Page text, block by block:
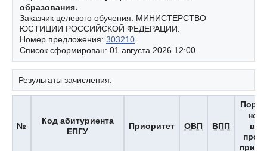
образования.
Заказчик целевого обучения: МИНИСТЕРСТВО
ЮСТИЦИИ РОССИЙСКОЙ ФЕДЕРАЦИИ.
Номер предложения: 303210
Список сформирован: 01 августа 2026 12:00.
Результаты зачисления:
№
Код абитуриента
ЕПГУ
Приоритет ОВП ВПП